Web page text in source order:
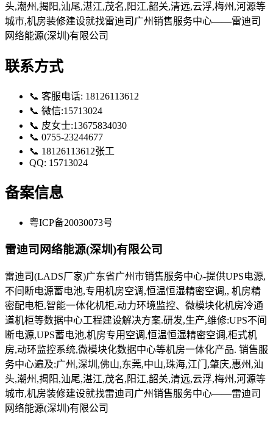
头,潮州,揭阳,汕尾,湛江,茂名,阳江,韶关,清远,云浮,梅州,河源等
城市,机房装修建设就找雷迪司广州销售服务中心——雷迪司
网络能源(深圳)有限公司
联系方式
📞 客服电话: 18126113612
📞 微信:15713024
📞 皮女士:13675834030
📞 0755-23244677
📞 18126113612张工
QQ: 15713024
备案信息
粤ICP备20030073号
雷迪司网络能源(深圳)有限公司
雷迪司(LADS厂家)广东省广州市销售服务中心-提供UPS电源,
不间断电源蓄电池,专用机房空调,恒温恒湿精密空调,, 机房精
密配电柜,智能一体化机柜,动力环境监控、微模块化机房冷通
道机柜等数据中心工程建设解决方案.研发,生产,维修:UPS不间
断电源,UPS蓄电池,机房专用空调,恒温恒湿精密空调,柜式机
房,动环监控系统,微模块化数据中心等机房一体化产品. 销售服
务中心遍及:广州,深圳,佛山,东莞,中山,珠海,江门,肇庆,惠州,汕
头,潮州,揭阳,汕尾,湛江,茂名,阳江,韶关,清远,云浮,梅州,河源等
城市,机房装修建设就找雷迪司广州销售服务中心——雷迪司
网络能源(深圳)有限公司